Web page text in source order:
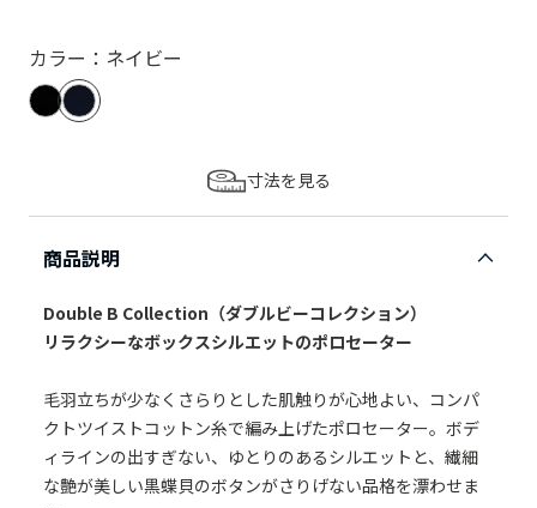
カラー：ネイビー
寸法を見る
商品説明
Double B Collection（ダブルビーコレクション）
リラクシーなボックスシルエットのポロセーター
毛羽立ちが少なくさらりとした肌触りが心地よい、コンパ
クトツイストコットン糸で編み上げたポロセーター。ボデ
ィラインの出すぎない、ゆとりのあるシルエットと、繊細
な艶が美しい黒蝶貝のボタンがさりげない品格を漂わせま